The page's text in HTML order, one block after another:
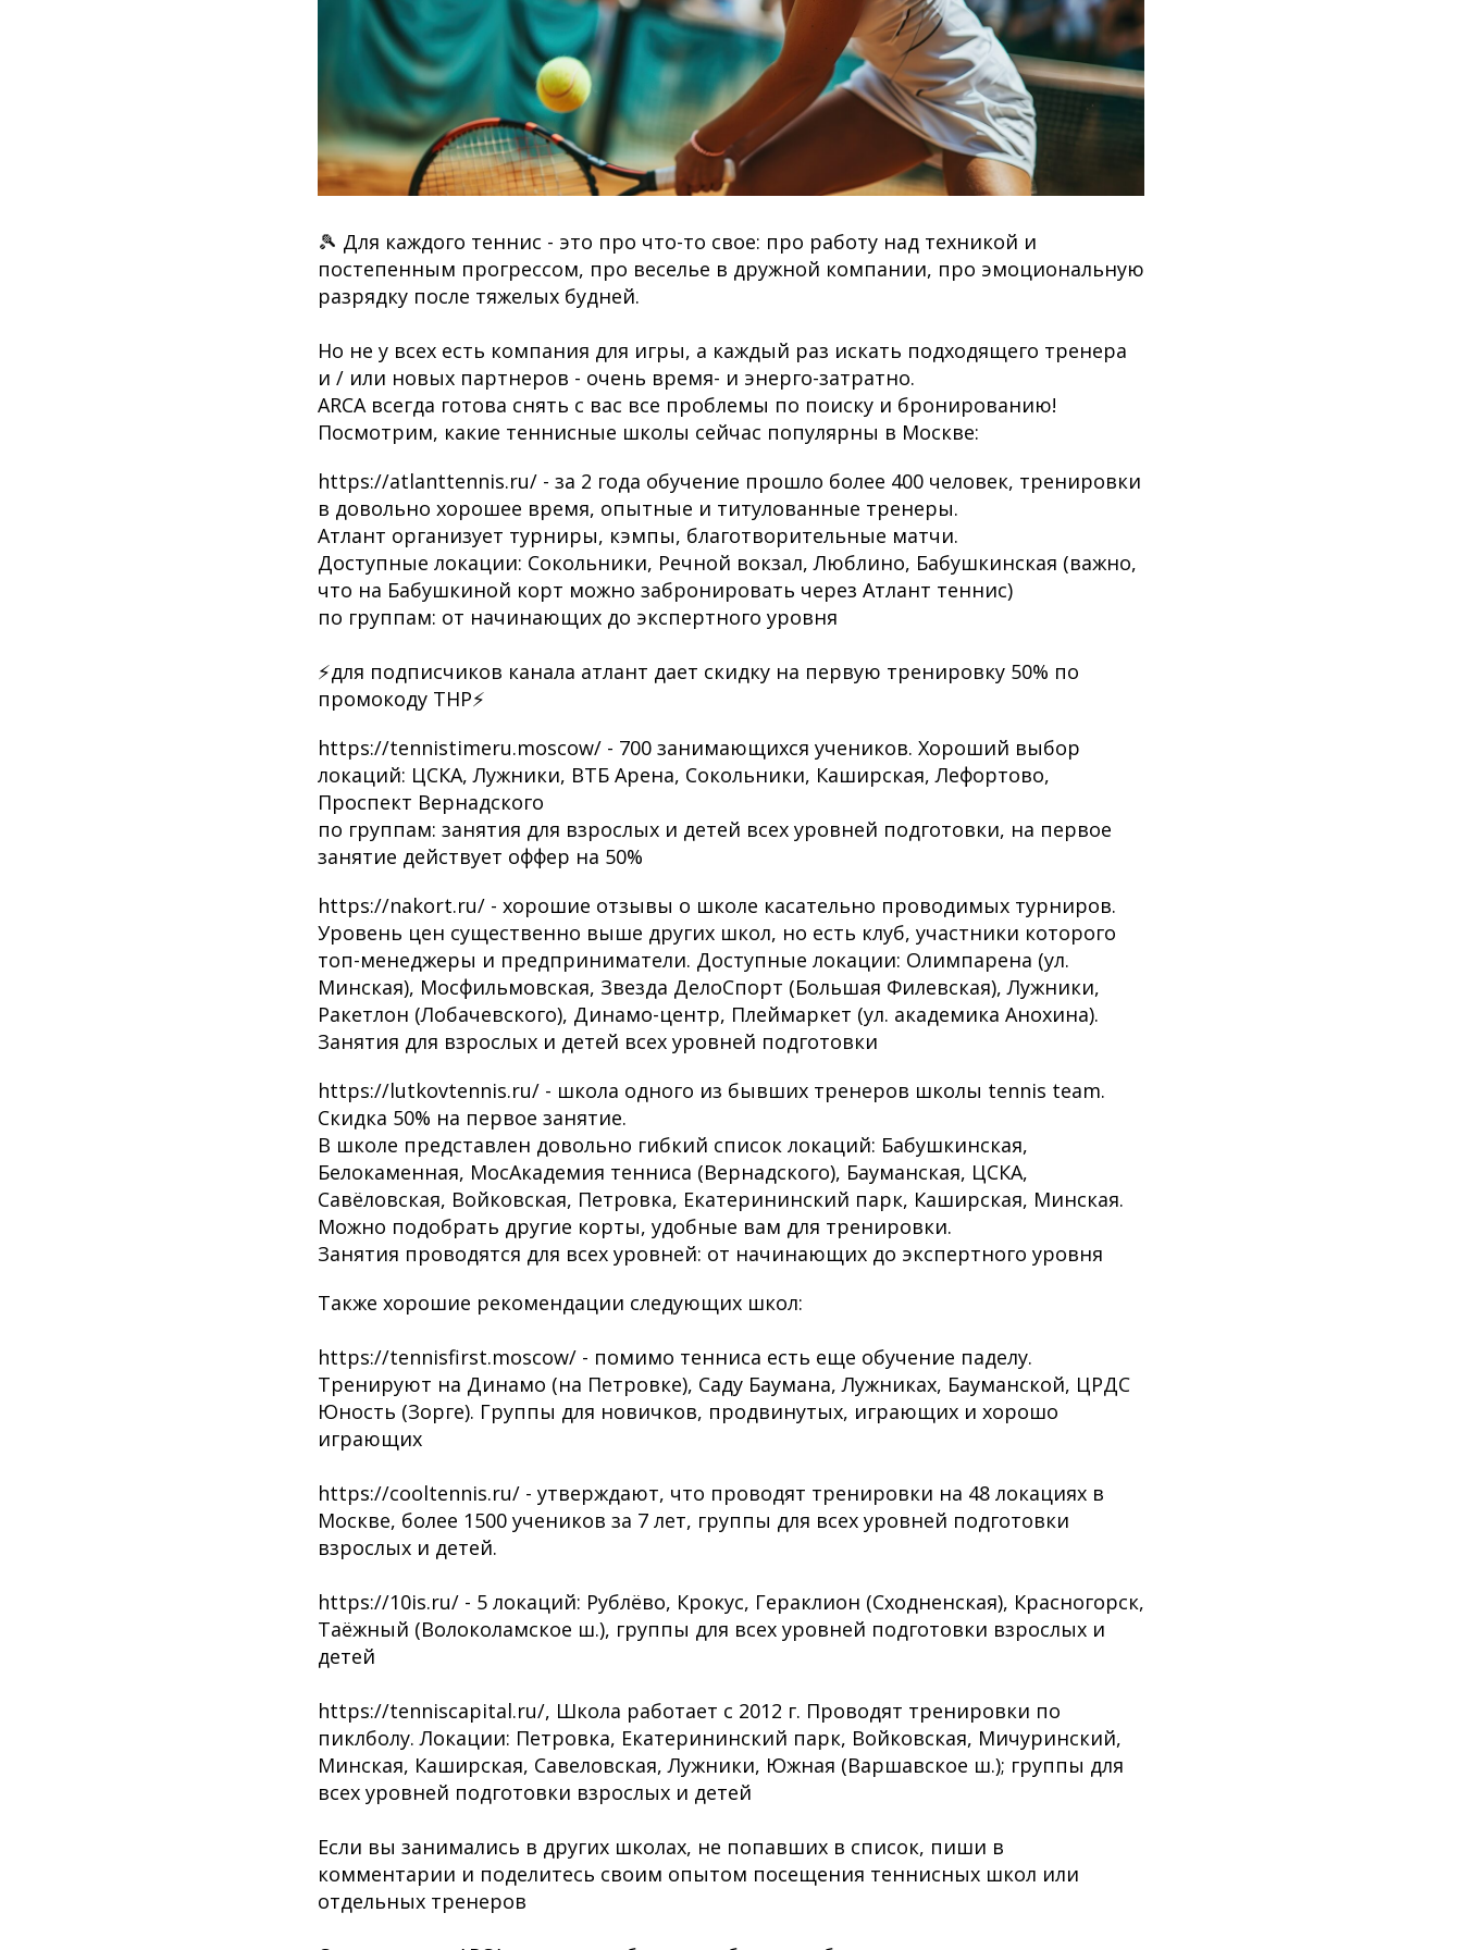
🎾 Для каждого теннис - это про что-то свое: про работу над техникой и
постепенным прогрессом, про веселье в дружной компании, про эмоциональную
разрядку после тяжелых будней.
Но не у всех есть компания для игры, а каждый раз искать подходящего тренера
и / или новых партнеров - очень время- и энерго-затратно.
ARCA всегда готова снять с вас все проблемы по поиску и бронированию!
Посмотрим, какие теннисные школы сейчас популярны в Москве:
https://atlanttennis.ru/ - за 2 года обучение прошло более 400 человек, тренировки
в довольно хорошее время, опытные и титулованные тренеры.
Атлант организует турниры, кэмпы, благотворительные матчи.
Доступные локации: Сокольники, Речной вокзал, Люблино, Бабушкинская (важно,
что на Бабушкиной корт можно забронировать через Атлант теннис)
по группам: от начинающих до экспертного уровня
⚡️для подписчиков канала атлант дает скидку на первую тренировку 50% по
промокоду ТНР⚡️
https://tennistimeru.moscow/ - 700 занимающихся учеников. Хороший выбор
локаций: ЦСКА, Лужники, ВТБ Арена, Сокольники, Каширская, Лефортово,
Проспект Вернадского
по группам: занятия для взрослых и детей всех уровней подготовки, на первое
занятие действует оффер на 50%
https://nakort.ru/ - хорошие отзывы о школе касательно проводимых турниров.
Уровень цен существенно выше других школ, но есть клуб, участники которого
топ-менеджеры и предприниматели. Доступные локации: Олимпарена (ул.
Минская), Мосфильмовская, Звезда ДелоСпорт (Большая Филевская), Лужники,
Ракетлон (Лобачевского), Динамо-центр, Плеймаркет (ул. академика Анохина).
Занятия для взрослых и детей всех уровней подготовки
https://lutkovtennis.ru/ - школа одного из бывших тренеров школы tennis team.
Скидка 50% на первое занятие.
В школе представлен довольно гибкий список локаций: Бабушкинская,
Белокаменная, МосАкадемия тенниса (Вернадского), Бауманская, ЦСКА,
Савёловская, Войковская, Петровка, Екатерининский парк, Каширская, Минская.
Можно подобрать другие корты, удобные вам для тренировки.
Занятия проводятся для всех уровней: от начинающих до экспертного уровня
Также хорошие рекомендации следующих школ:
https://tennisfirst.moscow/ - помимо тенниса есть еще обучение паделу.
Тренируют на Динамо (на Петровке), Саду Баумана, Лужниках, Бауманской, ЦРДС
Юность (Зорге). Группы для новичков, продвинутых, играющих и хорошо
играющих
https://cooltennis.ru/ - утверждают, что проводят тренировки на 48 локациях в
Москве, более 1500 учеников за 7 лет, группы для всех уровней подготовки
взрослых и детей.
https://10is.ru/ - 5 локаций: Рублёво, Крокус, Гераклион (Сходненская), Красногорск,
Таёжный (Волоколамское ш.), группы для всех уровней подготовки взрослых и
детей
https://tenniscapital.ru/, Школа работает с 2012 г. Проводят тренировки по
пиклболу. Локации: Петровка, Екатерининский парк, Войковская, Мичуринский,
Минская, Каширская, Савеловская, Лужники, Южная (Варшавское ш.); группы для
всех уровней подготовки взрослых и детей
Если вы занимались в других школах, не попавших в список, пиши в
комментарии и поделитесь своим опытом посещения теннисных школ или
отдельных тренеров